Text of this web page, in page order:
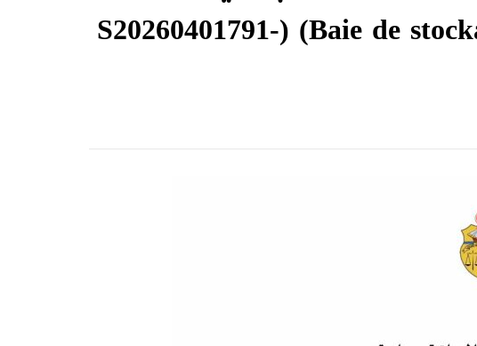
وتشخيص وحدة تخزين البيانات (Baie de stockage) (S20260401791-